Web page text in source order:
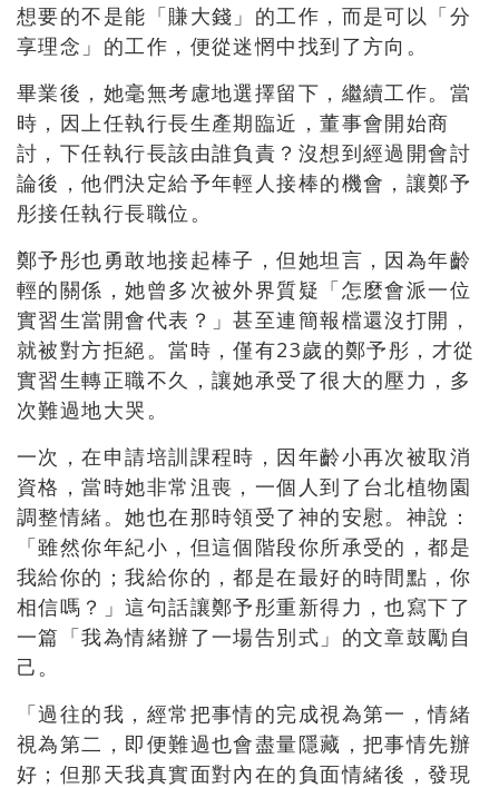
想要的不是能「賺大錢」的工作，而是可以「分
享理念」的工作，便從迷惘中找到了方向。
畢業後，她毫無考慮地選擇留下，繼續工作。當
時，因上任執行長生產期臨近，董事會開始商
討，下任執行長該由誰負責？沒想到經過開會討
論後，他們決定給予年輕人接棒的機會，讓鄭予
彤接任執行長職位。
鄭予彤也勇敢地接起棒子，但她坦言，因為年齡
輕的關係，她曾多次被外界質疑「怎麼會派一位
實習生當開會代表？」甚至連簡報檔還沒打開，
就被對方拒絕。當時，僅有23歲的鄭予彤，才從
實習生轉正職不久，讓她承受了很大的壓力，多
次難過地大哭。
一次，在申請培訓課程時，因年齡小再次被取消
資格，當時她非常沮喪，一個人到了台北植物園
調整情緒。她也在那時領受了神的安慰。神說：
「雖然你年紀小，但這個階段你所承受的，都是
我給你的；我給你的，都是在最好的時間點，你
相信嗎？」這句話讓鄭予彤重新得力，也寫下了
一篇「我為情緒辦了一場告別式」的文章鼓勵自
己。
「過往的我，經常把事情的完成視為第一，情緒
視為第二，即便難過也會盡量隱藏，把事情先辦
好；但那天我真實面對內在的負面情緒後，發現